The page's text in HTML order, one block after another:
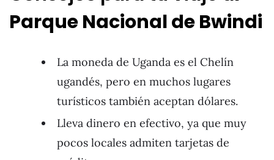
Parque Nacional de Bwindi
La moneda de Uganda es el Chelín
ugandés, pero en muchos lugares
turísticos también aceptan dólares.
Lleva dinero en efectivo, ya que muy
pocos locales admiten tarjetas de